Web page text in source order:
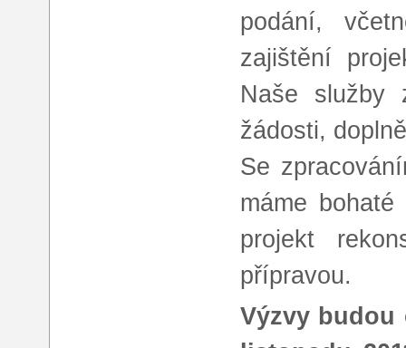
podání,
zajištění
Naše služby
žádosti,
Se
máme
projekt
přípravou.
Výzvy budou